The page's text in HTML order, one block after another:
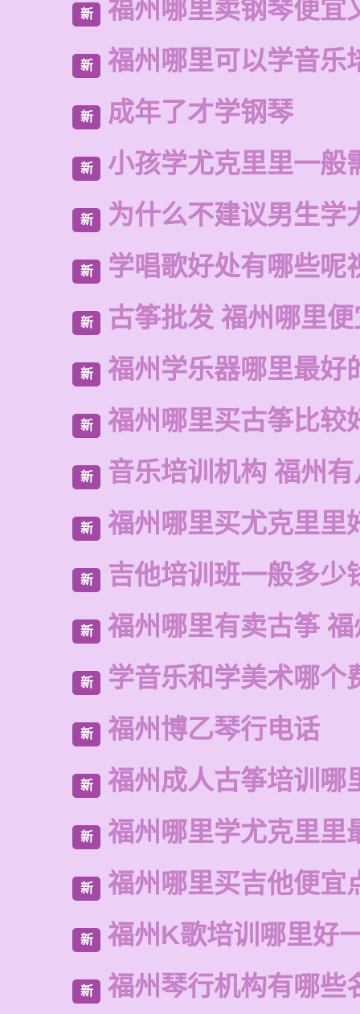
新 福州哪里卖钢琴便宜
新 福州哪里可以学音乐
新 成年了才学钢琴
新 小孩学尤克里里一般
新 为什么不建议男生学
新 学唱歌好处有哪些呢
新 古筝批发 福州哪里
新 福州学乐器哪里最好
新 福州哪里买古筝比较
新 音乐培训机构 福州
新 福州哪里买尤克里里
新 吉他培训班一般多少
新 福州哪里有卖古筝
新 学音乐和学美术哪个
新 福州博乙琴行电话
新 福州成人古筝培训哪
新 福州哪里学尤克里里
新 福州哪里买吉他便宜
新 福州K歌培训哪里好
新 福州琴行机构有哪些